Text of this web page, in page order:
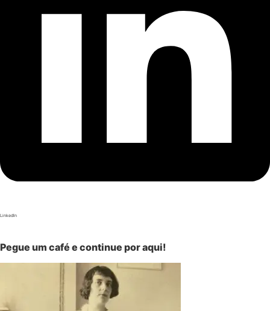
LinkedIn
Pegue um café e continue por aqui!